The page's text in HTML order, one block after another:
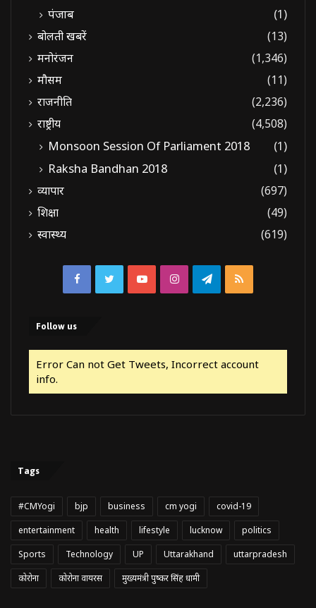
पंजाब
(1)
बोलती खबरें
(13)
मनोरंजन
(1,346)
मौसम
(11)
राजनीति
(2,236)
राष्ट्रीय
(4,508)
Monsoon Session Of Parliament 2018
(1)
Raksha Bandhan 2018
(1)
व्यापार
(697)
शिक्षा
(49)
स्वास्थ्य
(619)
FacebookTwitterYouTubeInstagramTelegram
RSS
Follow us
Error Can not Get Tweets, Incorrect account
info.
Tags
#CMYogi bjp business cm yogi
covid-19
entertainment
health lifestyle lucknow
politics
Sports
Technology UP Uttarakhand
uttarpradesh
कोरोना
कोरोना वायरस मुख्यमंत्री पुष्कर सिंह धामी